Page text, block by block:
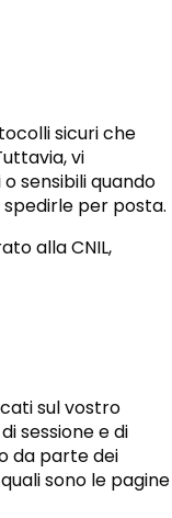
sicuri che
vi
sensibili quando
per posta.
alla CNIL,
sul vostro
sessione e di
da parte dei
sono le pagine